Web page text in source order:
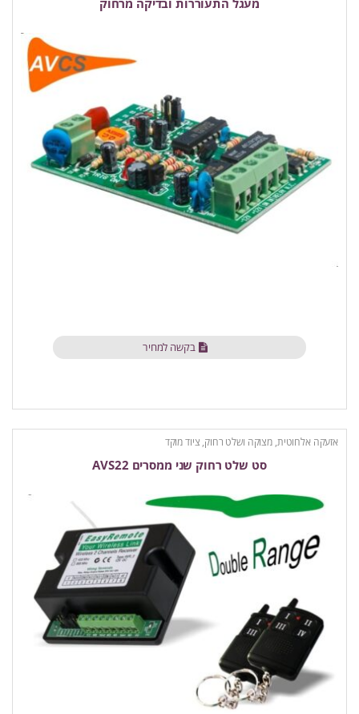
בקשה למחיר
אזעקה אלחוטית, מצוקה ושלט רחוק, ציוד מוקד
סט שלט רחוק שני ממסרים AVS22